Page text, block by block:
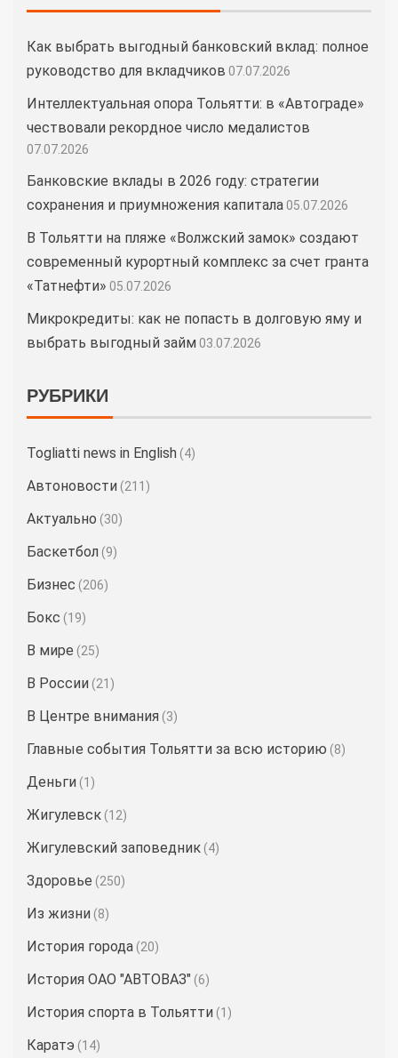
Как выбрать выгодный банковский вклад: полное
руководство для вкладчиков 07.07.2026
Интеллектуальная опора Тольятти: в «Автограде»
чествовали рекордное число медалистов
07.07.2026
Банковские вклады в 2026 году: стратегии
сохранения и приумножения капитала05.07.2026
В Тольятти на пляже «Волжский замок» создают
современный курортный комплекс за счет гранта
«Татнефти» 05.07.2026
Микрокредиты: как не попасть в долговую яму и
выбрать выгодный займ 03.07.2026
РУБРИКИ
Togliatti news in English (4)
Автоновости (211)
Актуально (30)
Баскетбол (9)
Бизнес (206)
Бокс (19)
В мире (25)
В России (21)
В Центре внимания (3)
Главные события Тольятти за всю историю (8)
Деньги (1)
Жигулевск (12)
Жигулевский заповедник (4)
Здоровье (250)
Из жизни (8)
История города (20)
История ОАО "АВТОВАЗ" (6)
История спорта в Тольятти (1)
Каратэ (14)